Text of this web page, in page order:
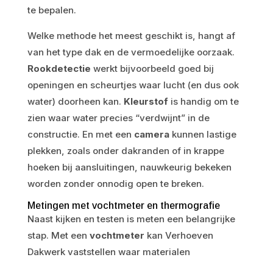
te bepalen.
Welke methode het meest geschikt is, hangt af
van het type dak en de vermoedelijke oorzaak.
Rookdetectie werkt bijvoorbeeld goed bij
openingen en scheurtjes waar lucht (en dus ook
water) doorheen kan. Kleurstofis handig om te
zien waar water precies “verdwijnt” in de
constructie. En met een camerakunnen lastige
plekken, zoals onder dakranden of in krappe
hoeken bij aansluitingen, nauwkeurig bekeken
worden zonder onnodig open te breken.
Metingen met vochtmeter en thermografie
Naast kijken en testen is meten een belangrijke
stap. Met een vochtmeter kan Verhoeven
Dakwerk vaststellen waar materialen